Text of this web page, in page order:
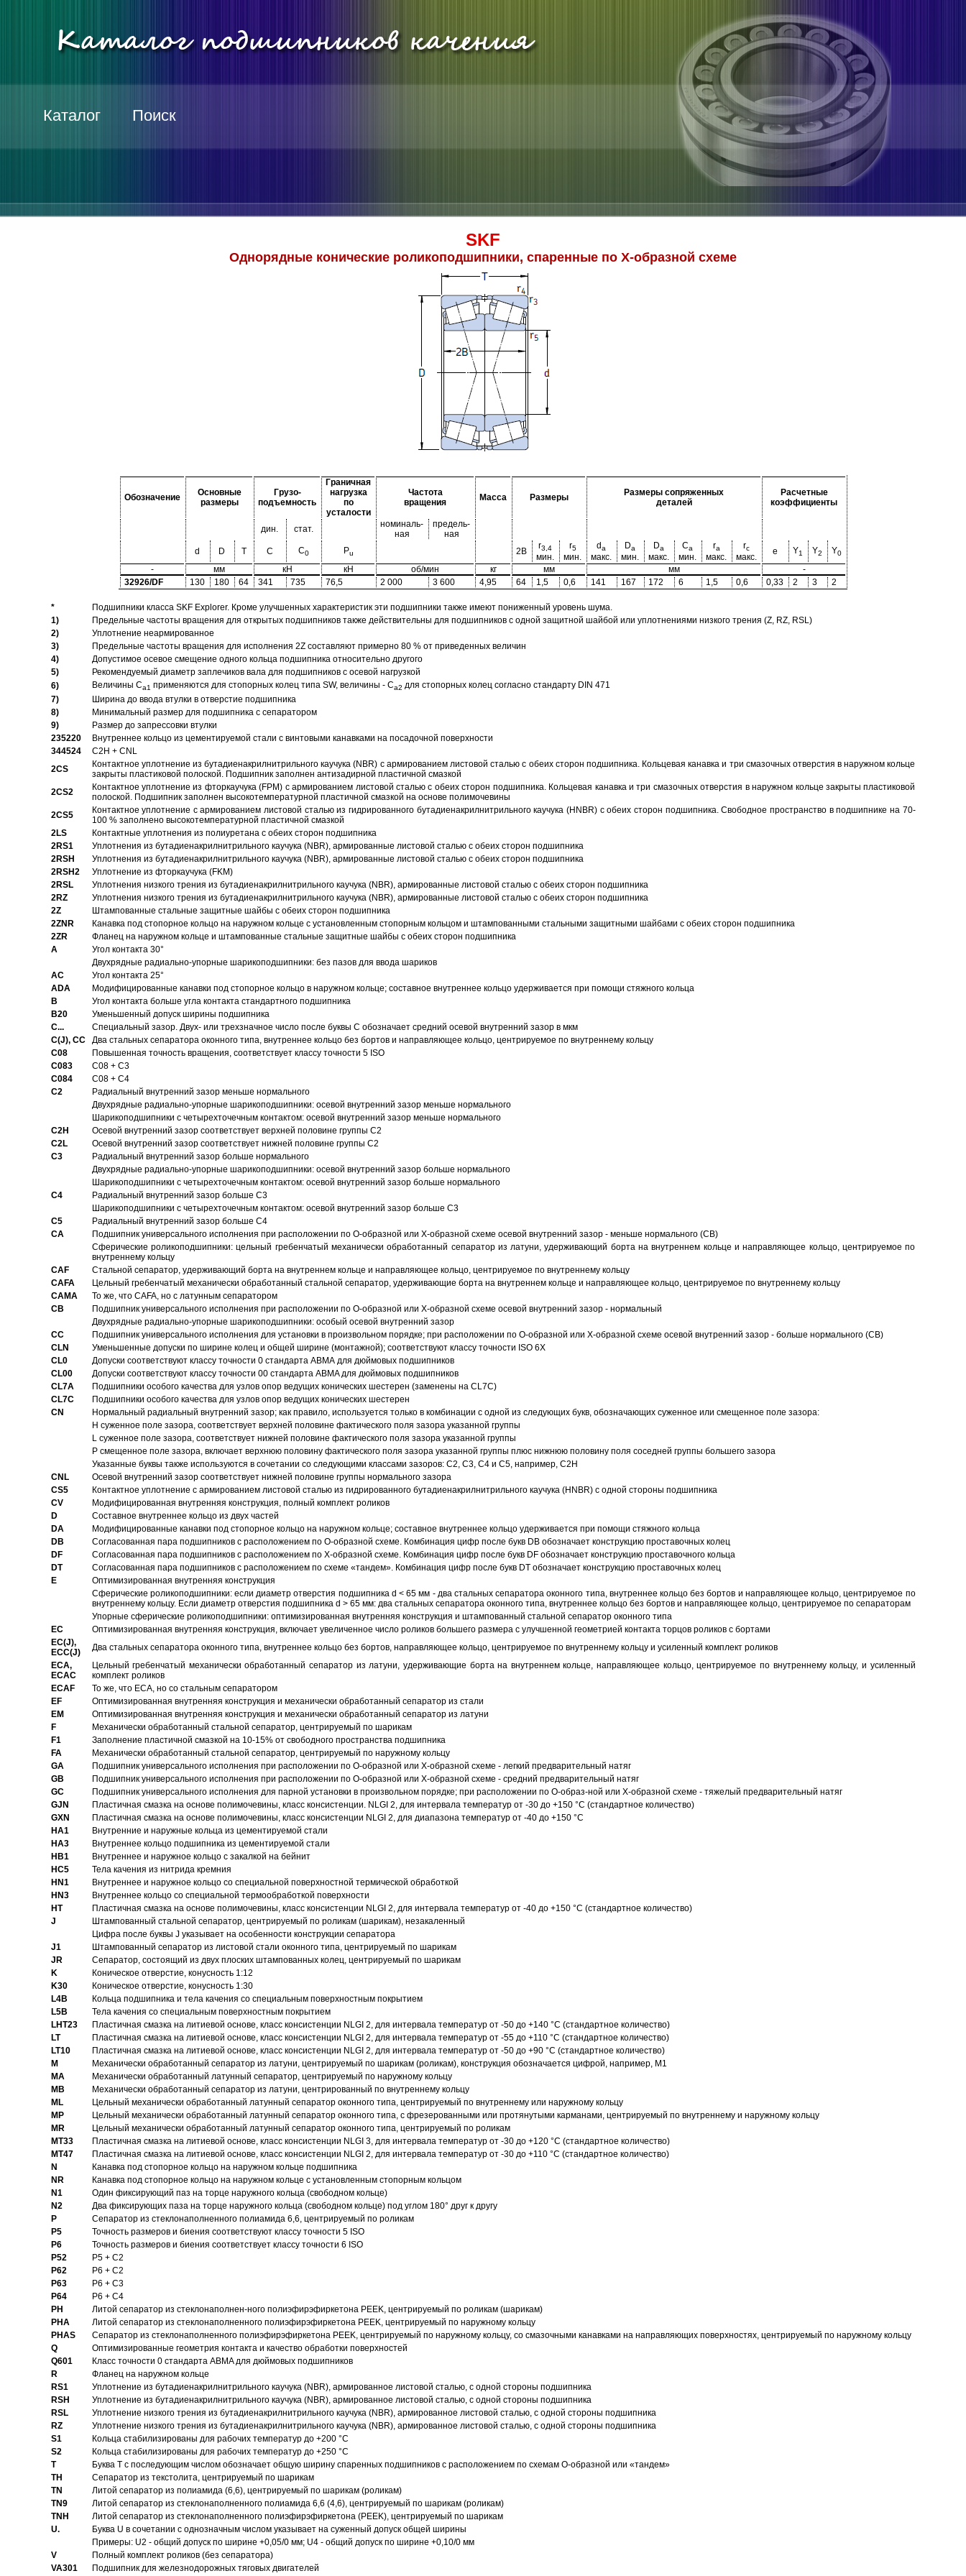
Каталог Поиск
SKF
Однорядные конические роликоподшипники, спаренные по Х-образной схеме
Обозначение
Основные
размеры
Грузо-
подъемность
Граничная
нагрузка
по
усталости
Частота
вращения
Масса Размеры
Размеры сопряженных
деталей
Расчетные
коэффициенты
дин. стат.
номиналь-
ная
предель-
ная
d
D T C C0 Pu 2B
r3,4
мин.
r5
мин.
da
макс.
Da
мин.
Da
макс.
Ca
мин.
ra
макс.
rc
макс.
e Y1 Y2 Y0
- мм кН кН об/мин кг мм мм
-
32926/DF
130 180 64 341 735 76,5 2 000 3 600 4,95 64 1,5 0,6 141 167 172 6 1,5 0,6 0,33 2 3 2
*
Подшипники класса SKF Explorer. Кроме улучшенных характеристик эти подшипники также имеют пониженный уровень шума.
1)
Предельные частоты вращения для открытых подшипников также действительны для подшипников с одной защитной шайбой или уплотнениями низкого трения (Z, RZ, RSL)
2)
Уплотнение неармированное
3)
Предельные частоты вращения для исполнения 2Z составляют примерно 80 % от приведенных величин
4)
Допустимое осевое смещение одного кольца подшипника относительно другого
5)
Рекомендуемый диаметр заплечиков вала для подшипников с осевой нагрузкой
6)
Величины Ca1 применяются для стопорных колец типа SW, величины - Ca2 для стопорных колец согласно стандарту DIN 471
7)
Ширина до ввода втулки в отверстие подшипника
8)
Минимальный размер для подшипника с сепаратором
9)
Размер до запрессовки втулки
235220
Внутреннее кольцо из цементируемой стали с винтовыми канавками на посадочной поверхности
344524
C2H + CNL
2CS
Контактное уплотнение из бутадиенакрилнитрильного каучука (NBR) с армированием листовой сталью с обеих сторон подшипника. Кольцевая канавка и три смазочных отверстия в наружном кольце
закрыты пластиковой полоской. Подшипник заполнен антизадирной пластичной смазкой
2CS2
Контактное уплотнение из фторкаучука (FPM) с армированием листовой сталью с обеих сторон подшипника. Кольцевая канавка и три смазочных отверстия в наружном кольце закрыты пластиковой
полоской. Подшипник заполнен высокотемпературной пластичной смазкой на основе полимочевины
2CS5
Контактное уплотнение с армированием листовой сталью из гидрированного бутадиенакрилнитрильного каучука (HNBR) с обеих сторон подшипника. Свободное пространство в подшипнике на 70-
100 % заполнено высокотемпературной пластичной смазкой
2LS
Контактные уплотнения из полиуретана с обеих сторон подшипника
2RS1
Уплотнения из бутадиенакрилнитрильного каучука (NBR), армированные листовой сталью с обеих сторон подшипника
2RSH
Уплотнения из бутадиенакрилнитрильного каучука (NBR), армированные листовой сталью с обеих сторон подшипника
2RSH2
Уплотнение из фторкаучука (FKM)
2RSL
Уплотнения низкого трения из бутадиенакрилнитрильного каучука (NBR), армированные листовой сталью с обеих сторон подшипника
2RZ
Уплотнения низкого трения из бутадиенакрилнитрильного каучука (NBR), армированные листовой сталью с обеих сторон подшипника
2Z
Штампованные стальные защитные шайбы с обеих сторон подшипника
2ZNR
Канавка под стопорное кольцо на наружном кольце с установленным стопорным кольцом и штампованными стальными защитными шайбами с обеих сторон подшипника
2ZR
Фланец на наружном кольце и штампованные стальные защитные шайбы с обеих сторон подшипника
A
Угол контакта 30°
Двухрядные радиально-упорные шарикоподшипники: без пазов для ввода шариков
AC
Угол контакта 25°
ADA
Модифицированные канавки под стопорное кольцо в наружном кольце; составное внутреннее кольцо удерживается при помощи стяжного кольца
B
Угол контакта больше угла контакта стандартного подшипника
B20
Уменьшенный допуск ширины подшипника
C...
Специальный зазор. Двух- или трехзначное число после буквы С обозначает средний осевой внутренний зазор в мкм
C(J), CC
Два стальных сепаратора оконного типа, внутреннее кольцо без бортов и направляющее кольцо, центрируемое по внутреннему кольцу
C08
Повышенная точность вращения, соответствует классу точности 5 ISO
C083
C08 + C3
C084
C08 + C4
C2
Pадиальный внутренний зазор меньше нормального
Двухрядные радиально-упорные шарикоподшипники: осевой внутренний зазор меньше нормального
Шарикоподшипники с четырехточечным контактом: осевой внутренний зазор меньше нормального
C2H
Осевой внутренний зазор соответствует верхней половине группы C2
C2L
Осевой внутренний зазор соответствует нижней половине группы C2
C3
Pадиальный внутренний зазор больше нормального
Двухрядные радиально-упорные шарикоподшипники: осевой внутренний зазор больше нормального
Шарикоподшипники с четырехточечным контактом: осевой внутренний зазор больше нормального
C4
Pадиальный внутренний зазор больше C3
Шарикоподшипники с четырехточечным контактом: осевой внутренний зазор больше C3
C5
Pадиальный внутренний зазор больше C4
CA
Подшипник универсального исполнения при расположении по О-образной или Х-образной схеме осевой внутренний зазор - меньше нормального (CB)
Сферические роликоподшипники: цельный гребенчатый механически обработанный сепаратор из латуни, удерживающий борта на внутреннем кольце и направляющее кольцо, центрируемое по
внутреннему кольцу
CAF
Стальной сепаратор, удерживающий борта на внутреннем кольце и направляющее кольцо, центрируемое по внутреннему кольцу
CAFA
Цельный гребенчатый механически обработанный стальной сепаратор, удерживающие борта на внутреннем кольце и направляющее кольцо, центрируемое по внутреннему кольцу
CAMA
То же, что CAFA, но с латунным сепаратором
CB
Подшипник универсального исполнения при расположении по О-образной или Х-образной схеме осевой внутренний зазор - нормальный
Двухрядные радиально-упорные шарикоподшипники: особый осевой внутренний зазор
CC
Подшипник универсального исполнения для установки в произвольном порядке; при расположении по О-образной или Х-образной схеме осевой внутренний зазор - больше нормального (CB)
CLN
Уменьшенные допуски по ширине колец и общей ширине (монтажной); соответствуют классу точности ISO 6X
CL0
Допуски соответствуют классу точности 0 стандарта АВМА для дюймовых подшипников
CL00
Допуски соответствуют классу точности 00 стандарта ABMA для дюймовых подшипников
CL7A
Подшипники особого качества для узлов опор ведущих конических шестерен (заменены на CL7C)
CL7C
Подшипники особого качества для узлов опор ведущих конических шестерен
CN
Hормальный радиальный внутренний зазор; как правило, используется только в комбинации с одной из следующих букв, обозначающих суженное или смещенное поле зазора:
H суженное поле зазора, соответствует верхней половине фактического поля зазора указанной группы
L суженное поле зазора, соответствует нижней половине фактического поля зазора указанной группы
P смещенное поле зазора, включает верхнюю половину фактического поля зазора указанной группы плюс нижнюю половину поля соседней группы большего зазора
Указанные буквы также используются в сочетании со следующими классами зазоров: С2, C3, С4 и С5, например, С2Н
CNL
Осевой внутренний зазор соответствует нижней половине группы нормального зазора
CS5
Контактное уплотнение с армированием листовой сталью из гидрированного бутадиенакрилнитрильного каучука (HNBR) с одной стороны подшипника
CV
Модифицированная внутренняя конструкция, полный комплект роликов
D
Составное внутреннее кольцо из двух частей
DA
Модифицированные канавки под стопорное кольцо на наружном кольце; составное внутреннее кольцо удерживается при помощи стяжного кольца
DB
Согласованная пара подшипников с расположением по О-образной схеме. Комбинация цифр после букв DB обозначает конструкцию проставочных колец
DF
Согласованная пара подшипников с расположением по Х-образной схеме. Комбинация цифр после букв DF обозначает конструкцию проставочного кольца
DT
Согласованная пара подшипников с расположением по схеме «тандем». Комбинация цифр после букв DT обозначает конструкцию проставочных колец
E
Оптимизированная внутренняя конструкция
Сферические роликоподшипники: если диаметр отверстия подшипника d < 65 мм - два стальных сепаратора оконного типа, внутреннее кольцо без бортов и направляющее кольцо, центрируемое по
внутреннему кольцу. Если диаметр отверстия подшипника d > 65 мм: два стальных сепаратора оконного типа, внутреннее кольцо без бортов и направляющее кольцо, центрируемое по сепараторам
Упорные сферические роликоподшипники: оптимизированная внутренняя конструкция и штампованный стальной сепаратор оконного типа
EC
Oптимизированная внутренняя конструкция, включает увеличенное число роликов большего размера с улучшенной геометрией контакта торцов роликов с бортами
EC(J),
ECC(J)
Два стальных сепаратора оконного типа, внутреннее кольцо без бортов, направляющее кольцо, центрируемое по внутреннему кольцу и усиленный комплект роликов
ECA,
ECAC
Цельный гребенчатый механически обработанный сепаратор из латуни, удерживающие борта на внутреннем кольце, направляющее кольцо, центрируемое по внутреннему кольцу, и усиленный
комплект роликов
ECAF
То же, что ECA, но со стальным сепаратором
EF
Оптимизированная внутренняя конструкция и механически обработанный сепаратор из стали
EM
Оптимизированная внутренняя конструкция и механически обработанный сепаратор из латуни
F
Механически обработанный стальной сепаратор, центрируемый по шарикам
F1
Заполнение пластичной смазкой на 10-15% от свободного пространства подшипника
FA
Механически обработанный стальной сепаратор, центрируемый по наружному кольцу
GA
Подшипник универсального исполнения при расположении по О-образной или Х-образной схеме - легкий предварительный натяг
GB
Подшипник универсального исполнения при расположении по О-образной или Х-образной схеме - средний предварительный натяг
GC
Подшипник универсального исполнения для парной установки в произвольном порядке; при расположении по О-образ-ной или Х-образной схеме - тяжелый предварительный натяг
GJN
Пластичная смазка на основе полимочевины, класс консистенции. NLGI 2, для интервала температур от -30 до +150 °C (стандартное количество)
GXN
Пластичная смазка на основе полимочевины, класс консистенции NLGI 2, для диапазона температур от -40 до +150 °C
HA1
Внутренние и наружные кольца из цементируемой стали
HA3
Bнутреннее кольцо подшипника из цементируемой стали
HB1
Bнутреннее и наружное кольцо с закалкой на бейнит
HC5
Тела качения из нитрида кремния
HN1
Bнутреннее и наружное кольцо со специальной поверхностной термической обработкой
HN3
Внутреннее кольцо со специальной термообработкой поверхности
HT
Пластичная смазка на основе полимочевины, класс консистенции NLGI 2, для интервала температур от -40 до +150 °C (стандартное количество)
J
Штампованный стальной сепаратор, центрируемый по роликам (шарикам), незакаленный
Цифра после буквы J указывает на особенности конструкции сепаратора
J1
Штампованный сепаратор из листовой стали оконного типа, центрируемый по шарикам
JR
Сепаратор, состоящий из двух плоских штампованных колец, центрируемый по шарикам
K
Коническое отверстие, конусность 1:12
K30
Коническое отверстие, конусность 1:30
L4B
Кольца подшипника и тела качения со специальным поверхностным покрытием
L5B
Тела качения со специальным поверхностным покрытием
LHT23
Пластичная смазка на литиевой основе, класс консистенции NLGI 2, для интервала температур от -50 до +140 °C (стандартное количество)
LT
Пластичная смазка на литиевой основе, класс консистенции NLGI 2, для интервала температур от -55 до +110 °C (стандартное количество)
LT10
Пластичная смазка на литиевой основе, класс консистенции NLGI 2, для интервала температур от -50 до +90 °C (стандартное количество)
M
Механически обработанный сепаратор из латуни, центрируемый по шарикам (роликам), конструкция обозначается цифрой, например, M1
MA
Механически обработанный латунный сепаратор, центрируемый по наружному кольцу
MB
Механически обработанный сепаратор из латуни, центрированный по внутреннему кольцу
ML
Цельный механически обработанный латунный сепаратор оконного типа, центрируемый по внутреннему или наружному кольцу
MP
Цельный механически обработанный латунный сепаратор оконного типа, с фрезерованными или протянутыми карманами, центрируемый по внутреннему и наружному кольцу
MR
Цельный механически обработанный латунный сепаратор оконного типа, центрируемый по роликам
MT33
Пластичная смазка на литиевой основе, класс консистенции NLGI 3, для интервала температур от -30 до +120 °C (стандартное количество)
MT47
Пластичная смазка на литиевой основе, класс консистенции NLGI 2, для интервала температур от -30 до +110 °C (стандартное количество)
N
Канавка под стопорное кольцо на наружном кольце подшипника
NR
Канавка под стопорное кольцо на наружном кольце с установленным стопорным кольцом
N1
Один фиксирующий паз на торце наружного кольца (свободном кольце)
N2
Два фиксирующих паза на торце наружного кольца (свободном кольце) под углом 180° друг к другу
P
Cепаратор из стеклонаполненного полиамида 6,6, центрируемый по роликам
P5
Точность размеров и биения соответствуют классу точности 5 ISO
P6
Точность размеров и биения соответствует классу точности 6 ISO
P52
P5 + C2
P62
P6 + C2
P63
P6 + C3
P64
P6 + C4
PH
Литой сепаратор из стеклонаполнен-ного полиэфирэфиркетона PEEK, центрируемый по роликам (шарикам)
PHA
Литой сепаратор из стеклонаполненного полиэфирэфиркетона PEEK, центрируемый по наружному кольцу
PHAS
Сепаратор из стеклонаполненного полиэфирэфиркетона PEEK, центрируемый по наружному кольцу, со смазочными канавками на направляющих поверхностях, центрируемый по наружному кольцу
Q
Оптимизированные геометрия контакта и качество обработки поверхностей
Q601
Класс точности 0 стандарта ABMA для дюймовых подшипников
R
Фланец на наружном кольце
RS1
Уплотнение из бутадиенакрилнитрильного каучука (NBR), армированное листовой сталью, с одной стороны подшипника
RSH
Уплотнение из бутадиенакрилнитрильного каучука (NBR), армированное листовой сталью, с одной стороны подшипника
RSL
Уплотнение низкого трения из бутадиенакрилнитрильного каучука (NBR), армированное листовой сталью, с одной стороны подшипника
RZ
Уплотнение низкого трения из бутадиенакрилнитрильного каучука (NBR), армированное листовой сталью, с одной стороны подшипника
S1
Кольца стабилизированы для рабочих температур до +200 °C
S2
Кольца стабилизированы для рабочих температур до +250 °C
T
Буква T с последующим числом обозначает общую ширину спаренных подшипников с расположением по схемам О-образной или «тандем»
TH
Сепаратор из текстолита, центрируемый по шарикам
TN
Литой сепаратор из полиамида (6,6), центрируемый по шарикам (роликам)
TN9
Литой сепаратор из стеклонаполненного полиамида 6,6 (4,6), центрируемый по шарикам (роликам)
TNH
Литой сепаратор из стеклонаполненного полиэфирэфиркетона (PEEK), центрируемый по шарикам
U.
Буква U в сочетании с однозначным числом указывает на суженный допуск общей ширины
Примеры: U2 - общий допуск по ширине +0,05/0 мм; U4 - общий допуск по ширине +0,10/0 мм
V
Полный комплект роликов (без сепаратора)
VA301
Подшипник для железнодорожных тяговых двигателей